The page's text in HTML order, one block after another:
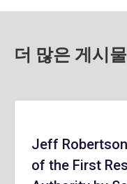
더 많은 게시물
Jeff
of the First